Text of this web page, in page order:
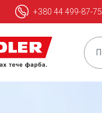
+380 44 499-87-75